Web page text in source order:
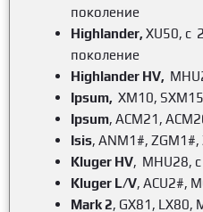
поколение
Highlander, XU50, c
поколение
Highlander HV,
Ipsum, XM10,
Ipsum, ACM21,
Isis, ANM1#,
Kluger HV, MHU28,
Kluger L/V, ACU2#,
Mark 2, GX81, LX80,